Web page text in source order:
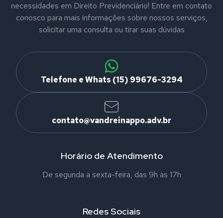
necessidades em Direito Previdenciário! Entre em contato
conosco para mais informações sobre nossos serviços,
solicitar uma consulta ou tirar suas dúvidas
Telefone e Whats (15) 99676-3294
contato@vandreinappo.adv.br
Horário de Atendimento
De segunda a sexta-feira, das 9h às 17h
Redes Sociais